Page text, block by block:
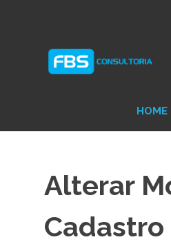
Protheus
TOTVS
HOME
Alterar